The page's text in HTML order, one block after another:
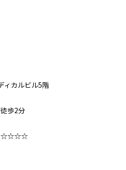
ィカルビル5階
歩2分